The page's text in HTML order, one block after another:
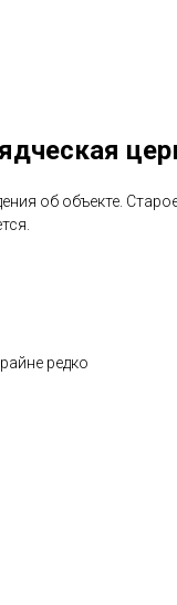
об объекте.
редко